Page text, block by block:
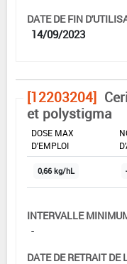
DATE DE FIN
14/09/2023
[12203204]
et polystigma
DOSE MAX
D'EMPLOI
0,66 kg/hL -
INTERVALLE
-
DATE DE RETRAIT DE